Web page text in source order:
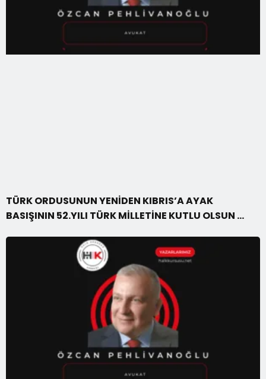
TÜRK ORDUSUNUN YENİDEN KIBRIS’A AYAK
BASIŞININ 52.YILI TÜRK MİLLETİNE KUTLU OLSUN …